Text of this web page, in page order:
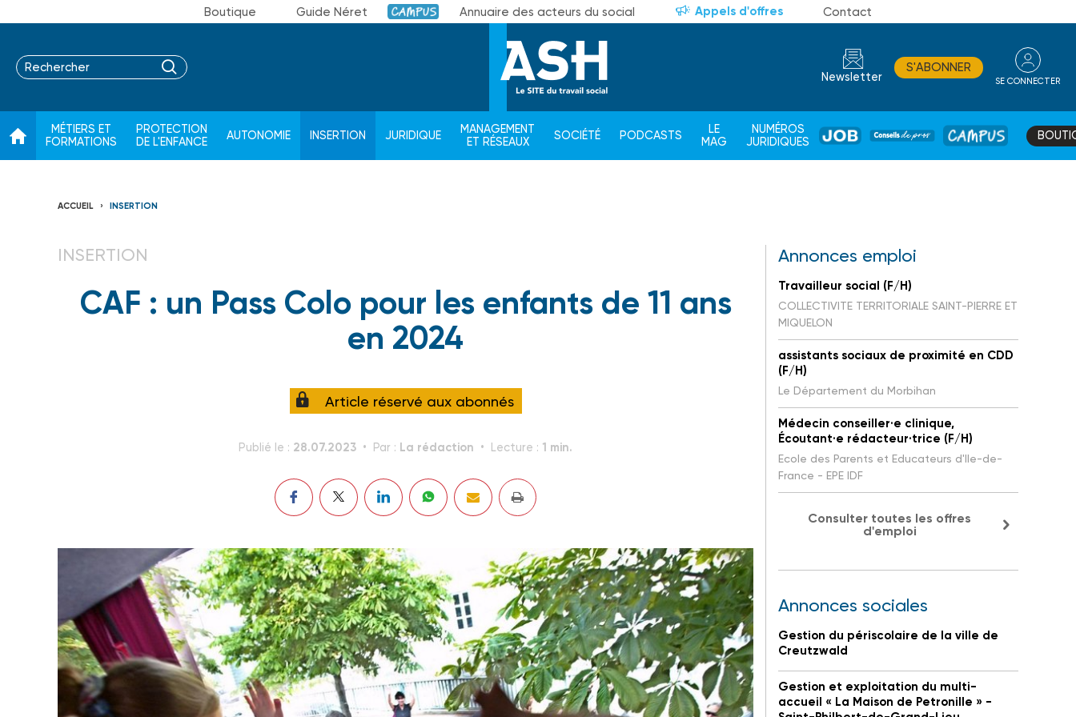
Boutique Guide Néret Campus Annuaire des acteurs du social Appels d'offres Contact
Newsletter
S'ABONNER
SE CONNECTER
MÉTIERS ET
FORMATIONS
PROTECTION
DE L'ENFANCE
AUTONOMIE INSERTION JURIDIQUE
MANAGEMENT
ET RÉSEAUX
SOCIÉTÉ PODCASTS
LE
MAG
NUMÉROS
JURIDIQUES
JOB
DE
CAMPUS
ACCUEIL INSERTION
INSERTION
CAF : un Pass Colo pour les enfants de 11 ans
en 2024
Article réservé aux abonnés
Publié le : 28.07.2023 Par : La rédaction Lecture : 1 min.
Annonces emploi
Travailleur social (F/H)
COLLECTIVITE TERRITORIALE SAINT-PIERRE ET
MIQUELON
assistants sociaux de proximité en CDD
(F/H)
Le Département du Morbihan
Médecin conseiller·e clinique,
Écoutant·e rédacteur·trice (F/H)
Ecole des Parents et Educateurs d'Ile-de-
France - EPE IDF
Consulter toutes les offres
d'emploi
Annonces sociales
Gestion du périscolaire de la ville de
Creutzwald
Gestion et exploitation du multi-
accueil « La Maison de Petronille » -